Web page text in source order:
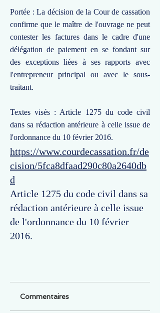
Portée : La décision de la Cour de cassation
confirme que le maître de l'ouvrage ne peut
contester les factures dans le cadre d'une
délégation de paiement en se fondant sur
des exceptions liées à ses rapports avec
l'entrepreneur principal ou avec le sous-
traitant.
Textes visés : Article 1275 du code civil
dans sa rédaction antérieure à celle issue de
l'ordonnance du 10 février 2016.
https://www.courdecassation.fr/de
cision/5fca8dfaad290c80a2640db
d
Article 1275 du code civil dans sa
rédaction antérieure à celle issue
de l'ordonnance du 10 février
2016.
Commentaires